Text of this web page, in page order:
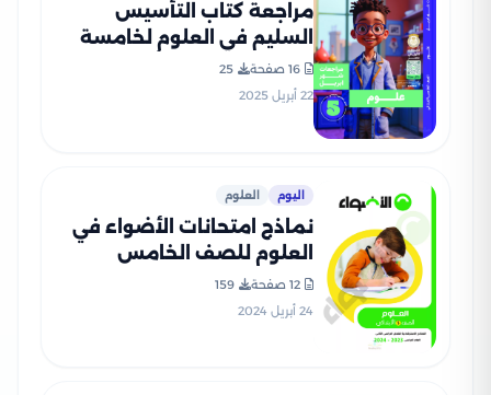
مراجعة كتاب التأسيس
السليم في العلوم لخامسة
بصيغة PDF
16 صفحة
25
22 أبريل 2025
اليوم العلوم
نماذج امتحانات الأضواء في
العلوم للصف الخامس
بصيغة PDF
12 صفحة
159
24 أبريل 2024